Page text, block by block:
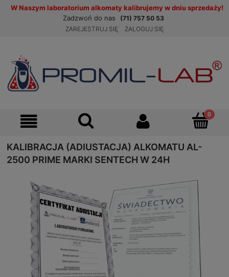
W Naszym laboratorium alkomaty kalibrujemy w dniu sprzedaży!
Zadzwoń do nas
(71) 757 50 53
ZAREJESTRUJ SIĘ
ZALOGUJ SIĘ
KALIBRACJA (ADIUSTACJA) ALKOMATU AL-
2500 PRIME MARKI SENTECH W 24H